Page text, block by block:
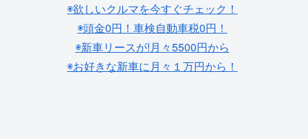
◉欲しいクルマを今すぐチェック！
◉頭金0円！車検自動車税0円！
◉新車リースが!月々5500円から
◉お好きな新車に月々１万円から！